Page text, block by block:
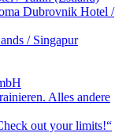
Dubrovnik Hotel /
/ Singapur
Alles andere
out your limits!“